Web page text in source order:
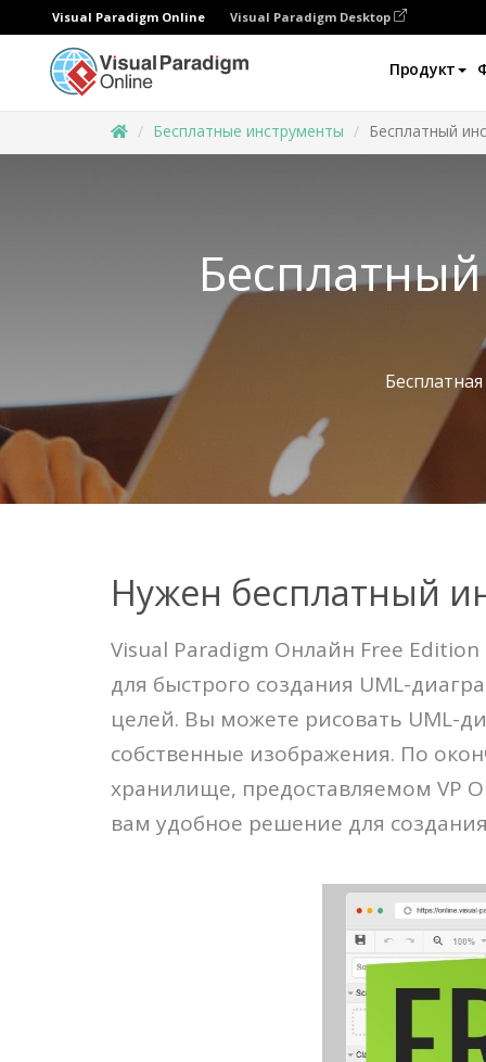
Visual Paradigm Online Visual Paradigm Desktop
Продукт
Бесплатные инструменты Бесплатный
Нужен бесплатный
Visual Paradigm Онлайн Free
для быстрого создания UML-
целей. Вы можете рисовать UML-
собственные изображения. По
хранилище, предоставляемом VP
вам удобное решение для